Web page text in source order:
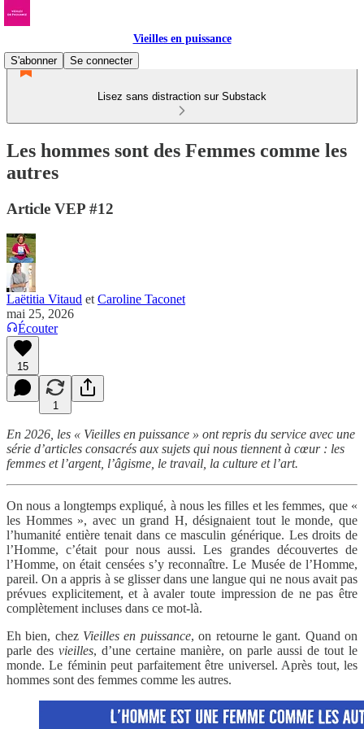
Vieilles en puissance
S'abonner
Se connecter
Lisez sans distraction sur Substack
Les hommes sont des Femmes comme les
autres
Article VEP #12
Laëtitia Vitaud et Caroline Taconet
mai 25, 2026
Écouter
15
1
En 2026, les « Vieilles en puissance » ont repris du service avec une
série d’articles consacrés aux sujets qui nous tiennent à cœur : les
femmes et l’argent, l’âgisme, le travail, la culture et l’art.
On nous a longtemps expliqué, à nous les filles et les femmes, que «
les Hommes », avec un grand H, désignaient tout le monde, que
l’humanité entière tenait dans ce masculin générique. Les droits de
l’Homme, c’était pour nous aussi. Les grandes découvertes de
l’Homme, on était censées s’y reconnaître. Le Musée de l’Homme,
pareil. On a appris à se glisser dans une langue qui ne nous avait pas
prévues explicitement, et à avaler toute impression de ne pas être
complètement incluses dans ce mot-là.
Eh bien, chez Vieilles en puissance, on retourne le gant. Quand on
parle des vieilles, d’une certaine manière, on parle aussi de tout le
monde. Le féminin peut parfaitement être universel. Après tout, les
hommes sont des femmes comme les autres.